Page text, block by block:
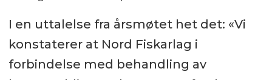
I en uttalelse fra årsmøtet het det: «Vi
konstaterer at Nord Fiskarlag i
forbindelse med behandling av